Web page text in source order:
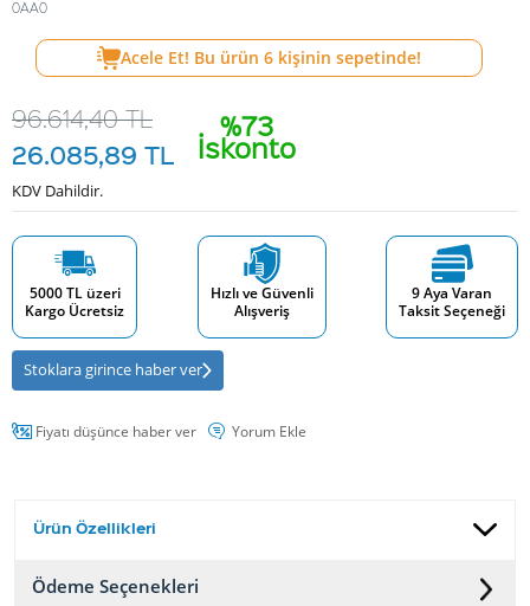
0AA0
Acele Et! Bu ürün 6 kişinin sepetinde!
%73
İskonto
96.614,40TL
26.085,89 TL
KDV Dahildir.
5000 TL üzeri
Kargo Ücretsiz
Hızlı ve Güvenli
Alışveriş
9 Aya Varan
Taksit Seçeneği
Stoklara girince haber ver
Fiyatı düşünce haber ver Yorum Ekle
Ürün Özellikleri
Ödeme Seçenekleri